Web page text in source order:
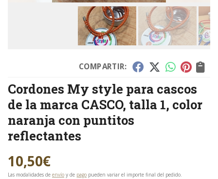
COMPARTIR:
Cordones My style para cascos
de la marca CASCO, talla 1, color
naranja con puntitos
reflectantes
10,50€
Las modalidades de envío y de pago pueden variar el importe final del pedido.